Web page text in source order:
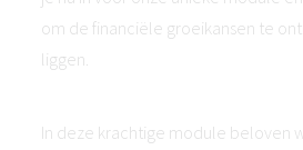
om de financiële groeikansen te
liggen.
In deze krachtige module beloven